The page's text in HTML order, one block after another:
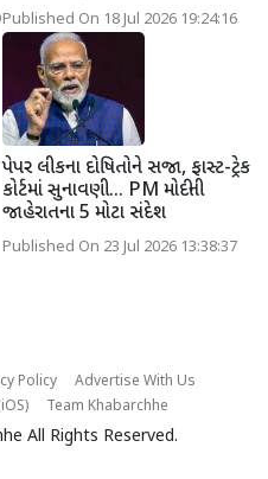
Published On 18 Jul 2026 19:24:16
પેપર લીકના દોષિતોને સજા, ફાસ્ટ-ટ્રેક
કોર્ટમાં સુનાવણી... PM મોદીની
જાહેરાતના 5 મોટા સંદેશ
Published On 23 Jul 2026 13:38:37
Policy
Advertise With Us
Team Khabarchhe
All Rights Reserved.